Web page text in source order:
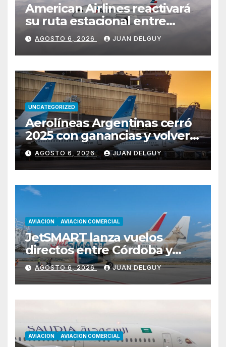
American Airlines reactivará
su ruta estacional entre
Miami y Montevideo con
vuelos diarios
AGOSTO 6, 2026 JUAN DELGUY
UNCATEGORIZED
Aerolíneas Argentinas cerró
2025 con ganancias y volverá
a pagar impuesto a las
ganancias
AGOSTO 6, 2026 JUAN DELGUY
AVIACION AVIACION COMERCIAL
JetSMART lanza vuelos
directos entre Córdoba y
Florianópolis
AGOSTO 6, 2026 JUAN DELGUY
AVIACION AVIACION COMERCIAL